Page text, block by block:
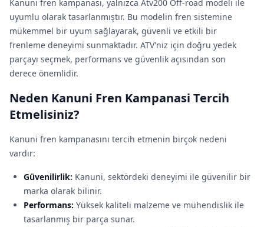
Kanuni fren kampanası, yalnızca Atv200 Off-road modeli ile
uyumlu olarak tasarlanmıştır. Bu modelin fren sistemine
mükemmel bir uyum sağlayarak, güvenli ve etkili bir
frenleme deneyimi sunmaktadır. ATV'niz için doğru yedek
parçayı seçmek, performans ve güvenlik açısından son
derece önemlidir.
Neden Kanuni Fren Kampanasi Tercih
Etmelisiniz?
Kanuni fren kampanasını tercih etmenin birçok nedeni
vardır:
Güvenilirlik: Kanuni, sektördeki deneyimi ile güvenilir bir
marka olarak bilinir.
Performans: Yüksek kaliteli malzeme ve mühendislik ile
tasarlanmış bir parça sunar.